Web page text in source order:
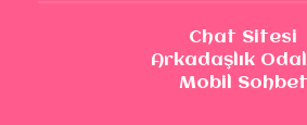
Chat Sitesi
Arkadaşlık
Mobil Sohbet